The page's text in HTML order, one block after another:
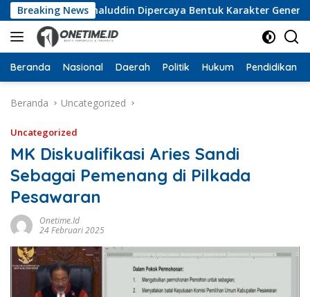
Langsung
ke
konten
Breaking News
Wan Jamaluddin Dipercaya Bentuk Karakter Generasi
Beranda Nasional Daerah Politik Hukum Pendidikan
Beranda Uncategorized
Uncategorized
MK Diskualifikasi Aries Sandi
Sebagai Pemenang di Pilkada
Pesawaran
Onetime.id
24 Februari 2025